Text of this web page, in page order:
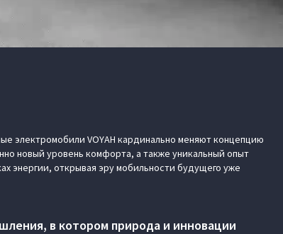
электромобили VOYAH кардинально меняют концепцию
новый уровень комфорта, а также уникальный опыт
энергии, открывая эру мобильности будущего уже
в котором природа и инновации